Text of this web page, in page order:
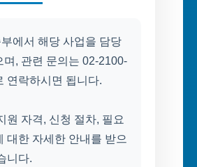
에서 해당 사업을 담당
며, 관련 문의는 02-2100-
연락하시면 됩니다.
원 자격, 신청 절차, 필요
대한 자세한 안내를 받으
니다.